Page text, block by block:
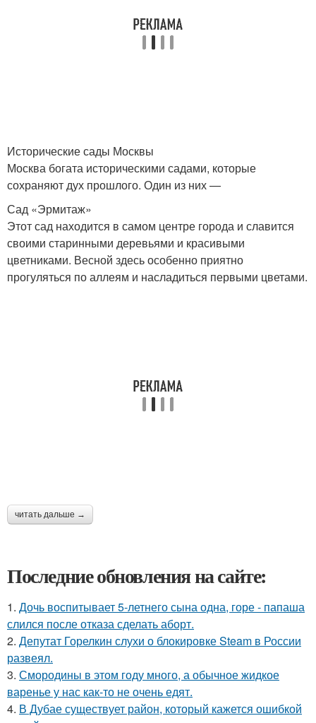
Исторические сады Москвы
Москва богата историческими садами, которые
сохраняют дух прошлого. Один из них —
Сад «Эрмитаж»
Этот сад находится в самом центре города и славится
своими старинными деревьями и красивыми
цветниками. Весной здесь особенно приятно
прогуляться по аллеям и насладиться первыми цветами.
читать дальше →
Последние обновления на сайте:
1. Дочь воспитывает 5-летнего сына одна, горе - папаша
слился после отказа сделать аборт.
2. Депутат Горелкин слухи о блокировке Steam в России
развеял.
3. Смородины в этом году много, а обычное жидкое
варенье у нас как-то не очень едят.
4. В Дубае существует район, который кажется ошибкой